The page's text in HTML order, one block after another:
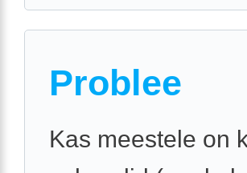
Problee
Kas meestele on